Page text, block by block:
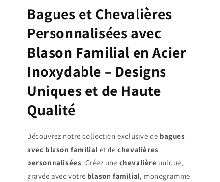
Bagues et Chevalières
Personnalisées avec
Blason Familial en Acier
Inoxydable – Designs
Uniques et de Haute
Qualité
Découvrez notre collection exclusive de bagues
avec blason familial et dechevalières
personnalisées. Créez une chevalière unique,
gravée avec votre blason familial, monogramme